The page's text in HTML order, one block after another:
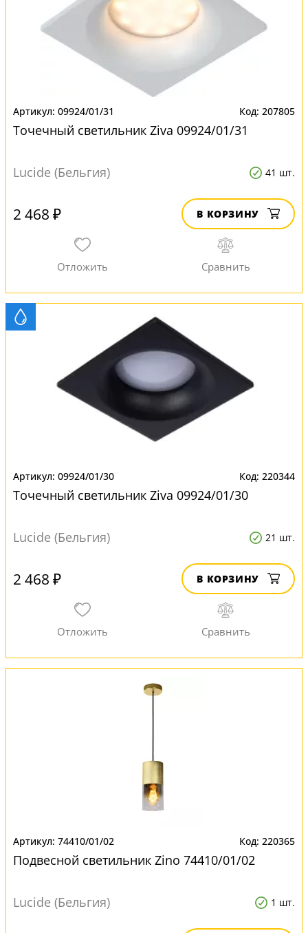
09924/01/31 207805
Точечный светильник Ziva 09924/01/31
Lucide (Бельгия) 41 шт.
2 468 ₽ В КОРЗИНУ
09924/01/30 220344
Точечный светильник Ziva 09924/01/30
Lucide (Бельгия) 21 шт.
2 468 ₽ В КОРЗИНУ
74410/01/02 220365
Подвесной светильник Zino 74410/01/02
Lucide (Бельгия) 1 шт.